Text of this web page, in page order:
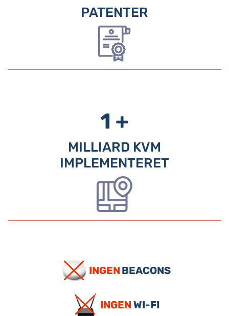
PATENTER
1 +
MILLIARD KVM
IMPLEMENTERET
INGEN BEACONS
INGEN WI-FI